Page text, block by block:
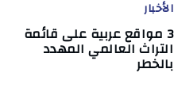
الأخبار
3 مواقع عربية على قائمة
التراث العالمي المهدد
بالخطر